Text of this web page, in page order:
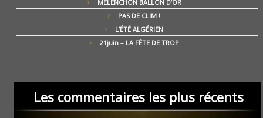
MÉLENCHON BALLON D’OR
PAS DE CLIM !
L’ÉTÉ ALGÉRIEN
21juin – LA FÊTE DE TROP
Les commentaires les plus récents